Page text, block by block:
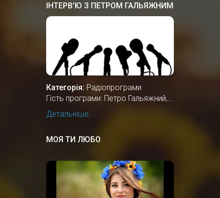
ІНТЕРВ'Ю З ПЕТРОМ ГАЛЬЯЖНИМ
Категорія: Радіопрограми
Гість програми: Петро Гальяжний,...
Детальніше...
МОЯ ТИ ЛЮБО